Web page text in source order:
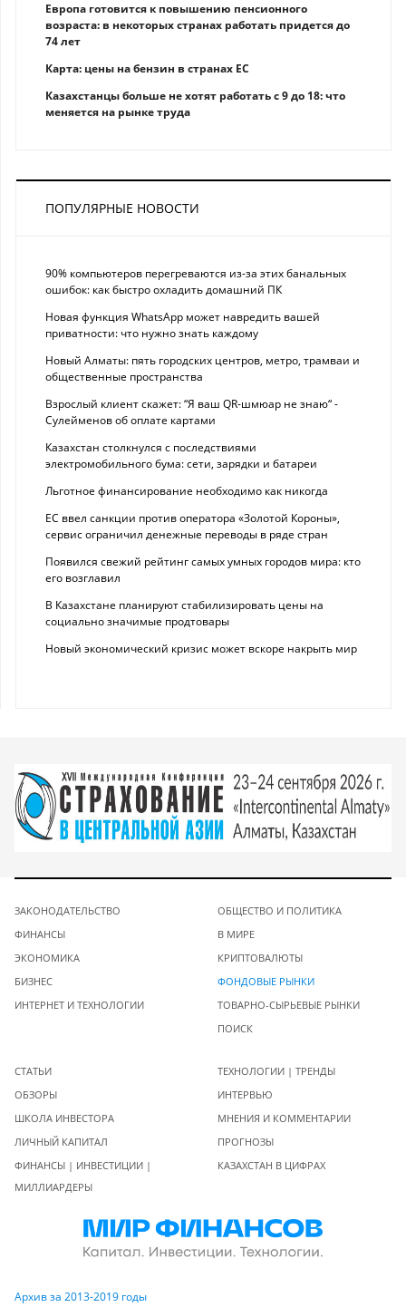
Европа готовится к повышению пенсионного
возраста: в некоторых странах работать придется до
74 лет
Карта: цены на бензин в странах ЕС
Казахстанцы больше не хотят работать с 9 до 18: что
меняется на рынке труда
ПОПУЛЯРНЫЕ НОВОСТИ
90% компьютеров перегреваются из-за этих банальных
ошибок: как быстро охладить домашний ПК
Новая функция WhatsApp может навредить вашей
приватности: что нужно знать каждому
Новый Алматы: пять городских центров, метро, трамваи и
общественные пространства
Взрослый клиент скажет: “Я ваш QR-шмюар не знаю“ -
Сулейменов об оплате картами
Казахстан столкнулся с последствиями
электромобильного бума: сети, зарядки и батареи
Льготное финансирование необходимо как никогда
ЕС ввел санкции против оператора «Золотой Короны»,
сервис ограничил денежные переводы в ряде стран
Появился свежий рейтинг самых умных городов мира: кто
его возглавил
В Казахстане планируют стабилизировать цены на
социально значимые продтовары
Новый экономический кризис может вскоре накрыть мир
ЗАКОНОДАТЕЛЬСТВО
ФИНАНСЫ
ЭКОНОМИКА
БИЗНЕС
ИНТЕРНЕТ И ТЕХНОЛОГИИ
ОБЩЕСТВО И ПОЛИТИКА
В МИРЕ
КРИПТОВАЛЮТЫ
ФОНДОВЫЕ РЫНКИ
ТОВАРНО-СЫРЬЕВЫЕ РЫНКИ
ПОИСК
СТАТЬИ
ОБЗОРЫ
ШКОЛА ИНВЕСТОРА
ЛИЧНЫЙ КАПИТАЛ
ФИНАНСЫ | ИНВЕСТИЦИИ |
МИЛЛИАРДЕРЫ
ТЕХНОЛОГИИ | ТРЕНДЫ
ИНТЕРВЬЮ
МНЕНИЯ И КОММЕНТАРИИ
ПРОГНОЗЫ
КАЗАХСТАН В ЦИФРАХ
Архив за 2013-2019 годы